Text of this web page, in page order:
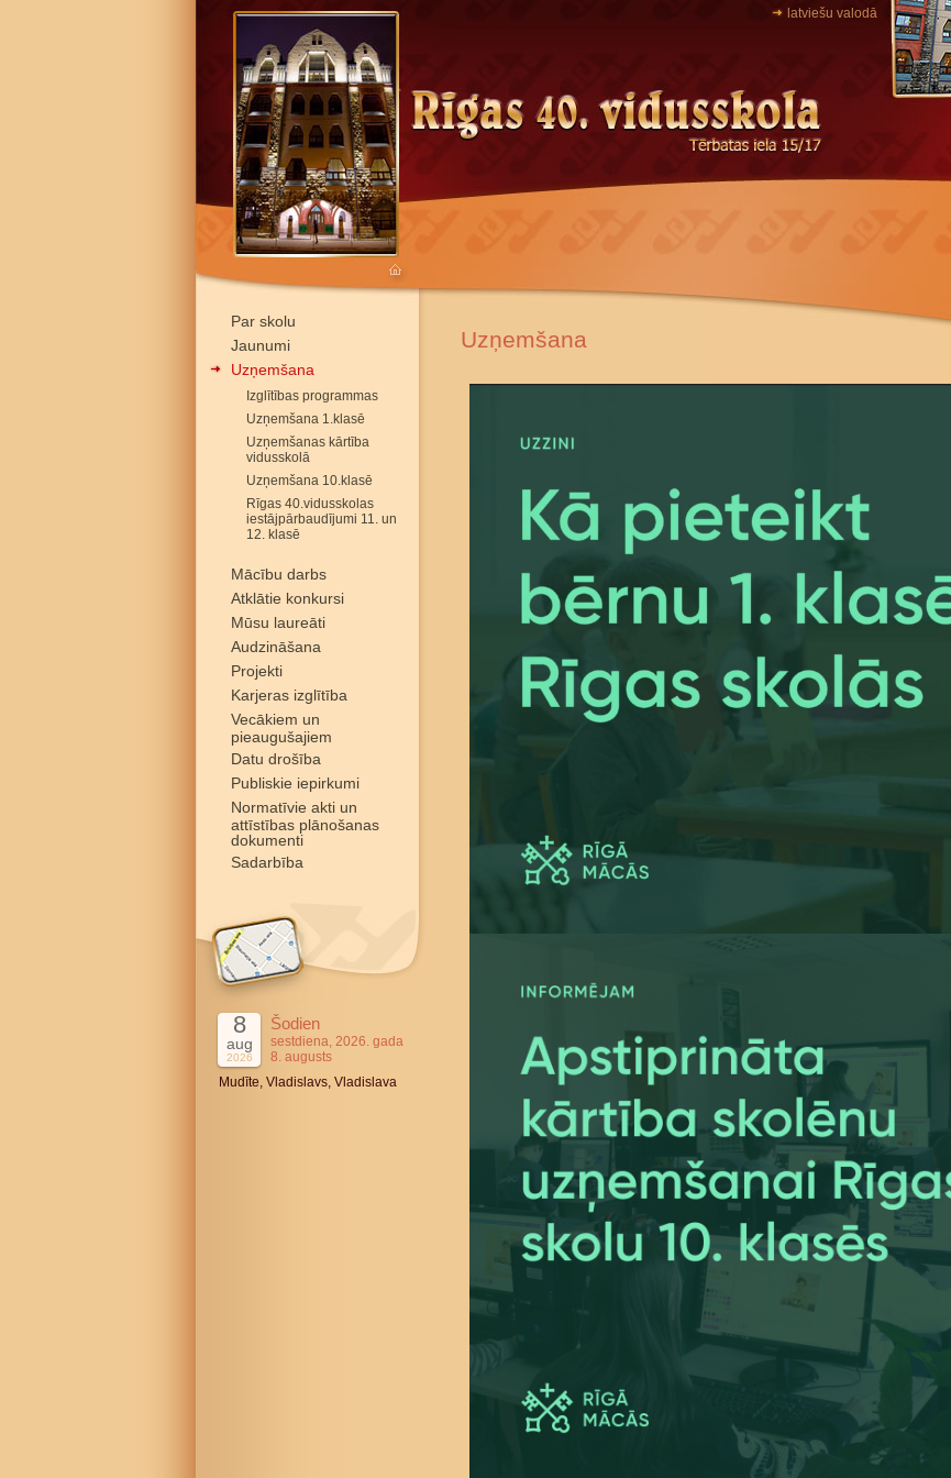
latviešu valodā
Par skolu
Jaunumi
Uzņemšana
Izglītības programmas
Uzņemšana 1.klasē
Uzņemšanas kārtība
vidusskolā
Uzņemšana 10.klasē
Rīgas 40.vidusskolas
iestājpārbaudījumi 11. un
12. klasē
Mācību darbs
Atklātie konkursi
Mūsu laureāti
Audzināšana
Projekti
Karjeras izglītība
Vecākiem un
pieaugušajiem
Datu drošība
Publiskie iepirkumi
Normatīvie akti un
attīstības plānošanas
dokumenti
Sadarbība
8
aug
2026
Šodien
sestdiena, 2026. gada
8. augusts
Mudīte, Vladislavs, Vladislava
Uzņemšana